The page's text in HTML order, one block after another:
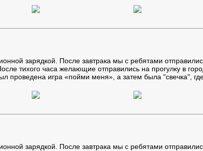
зарядкой. После завтрака мы с ребятами
тихого часа желающие отправились на прогулку в
проведена игра «пойми меня», а затем была "свечка",
зарядкой. После завтрака мы с ребятами